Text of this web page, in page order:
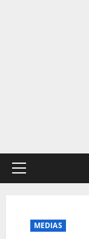
Menu
MEDIAS